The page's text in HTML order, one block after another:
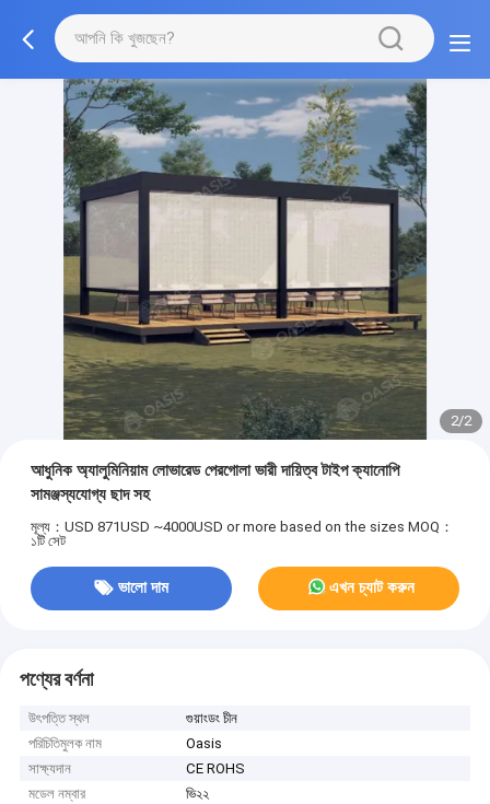
2/2
আধুনিক অ্যালুমিনিয়াম লোভারেড পেরগোলা ভারী দায়িত্ব টাইপ ক্যানোপি
সামঞ্জস্যযোগ্য ছাদ সহ
মূল্য：USD 871USD ~4000USD or more based on the sizes MOQ：
১টি সেট
ভালো দাম এখন চ্যাট করুন
পণ্যের বর্ণনা
উৎপত্তি স্থল
গুয়াংডং চীন
পরিচিতিমুলক নাম
Oasis
সাক্ষ্যদান
CE ROHS
মডেল নম্বার
ভি২২